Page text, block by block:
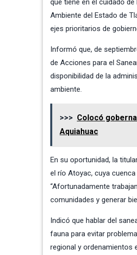
que tiene en el cuidado
Ambiente del Estado de
ejes prioritarios de
Informó que, de
de Acciones para el
disponibilidad de la
ambiente.
>>> Colocó
Aquiahuac
En su oportunidad, la
el río Atoyac, cuya
“Afortunadamente
comunidades y generar
Indicó que hablar del
fauna para evitar
regional y ordenamientos